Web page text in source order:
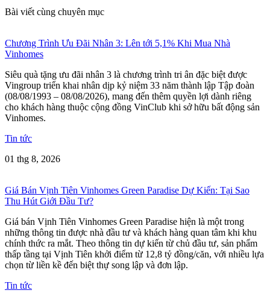
Bài viết cùng chuyên mục
Chương Trình Ưu Đãi Nhân 3: Lên tới 5,1% Khi Mua Nhà
Vinhomes
Siêu quà tặng ưu đãi nhân 3 là chương trình tri ân đặc biệt được
Vingroup triển khai nhân dịp kỷ niệm 33 năm thành lập Tập đoàn
(08/08/1993 – 08/08/2026), mang đến thêm quyền lợi dành riêng
cho khách hàng thuộc cộng đồng VinClub khi sở hữu bất động sản
Vinhomes.
Tin tức
01 thg 8, 2026
Giá Bán Vịnh Tiên Vinhomes Green Paradise Dự Kiến: Tại Sao
Thu Hút Giới Đầu Tư?
Giá bán Vịnh Tiên Vinhomes Green Paradise hiện là một trong
những thông tin được nhà đầu tư và khách hàng quan tâm khi khu
chính thức ra mắt. Theo thông tin dự kiến từ chủ đầu tư, sản phẩm
thấp tầng tại Vịnh Tiên khởi điểm từ 12,8 tỷ đồng/căn, với nhiều lựa
chọn từ liền kề đến biệt thự song lập và đơn lập.
Tin tức